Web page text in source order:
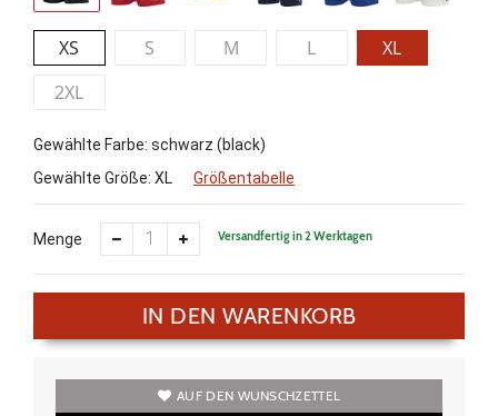
XS S M L
XL
2XL
Gewählte Farbe: schwarz (black)
Gewählte Größe: XL Größentabelle
Menge Versandfertig in 2 Werktagen
IN DEN WARENKORB
AUF DEN WUNSCHZETTEL